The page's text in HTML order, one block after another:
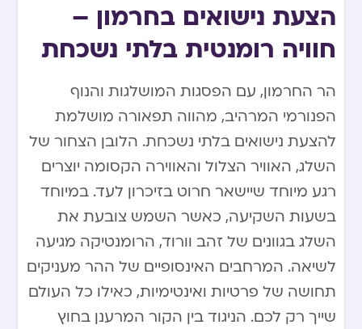
הצעת נישואים בחרמון –
חוויה רומנטית בלתי נשכחת
הר החרמון, עם הפסגות המושלגות והנוף
הפנורמי המרהיב, מהווה תפאורה מושלמת
להצעת נישואים בלתי נשכחת. הלובן הצחור של
השלג, האוויר הצלול והאווירה הקסומה יוצרים
רגע מיוחד שיישאר חרוט בזיכרון לעד. במיוחד
בשעות השקיעה, כאשר השמש צובעת את
השלג בגוונים של זהב וורוד, הרומנטיקה מגיעה
לשיאה. המרחבים האינסופיים של ההר מעניקים
תחושה של פרטיות ואינטימיות, כאילו כל העולם
שייך רק לכם. הניגוד בין הקור המרענן בחוץ